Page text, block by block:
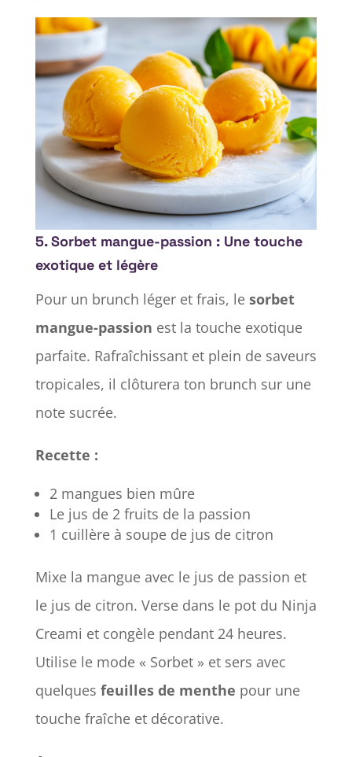
5. Sorbet mangue-passion : Une touche
exotique et légère
Pour un brunch léger et frais, le sorbet
mangue-passion est la touche exotique
parfaite. Rafraîchissant et plein de saveurs
tropicales, il clôturera ton brunch sur une
note sucrée.
Recette :
2 mangues bien mûre
Le jus de 2 fruits de la passion
1 cuillère à soupe de jus de citron
Mixe la mangue avec le jus de passion et
le jus de citron. Verse dans le pot du Ninja
Creami et congèle pendant 24 heures.
Utilise le mode « Sorbet » et sers avec
quelques feuilles de menthe pour une
touche fraîche et décorative.